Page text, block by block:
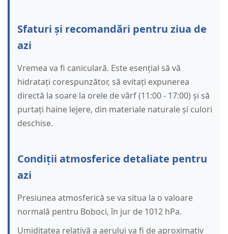
Sfaturi și recomandări pentru ziua de
azi
Vremea va fi caniculară. Este esențial să vă
hidratați corespunzător, să evitați expunerea
directă la soare la orele de vârf (11:00 - 17:00) și să
purtați haine lejere, din materiale naturale și culori
deschise.
Condiții atmosferice detaliate pentru
azi
Presiunea atmosferică se va situa la o valoare
normală pentru Boboci, în jur de 1012 hPa.
Umiditatea relativă a aerului va fi de aproximativ